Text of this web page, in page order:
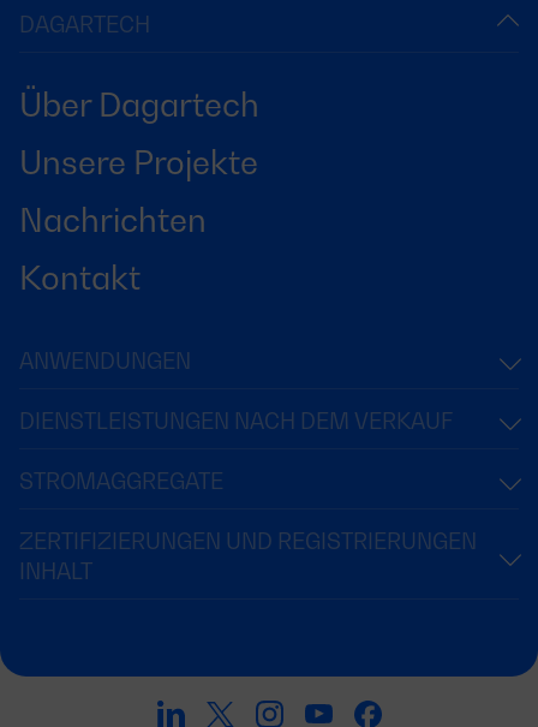
DAGARTECH
Über Dagartech
Unsere Projekte
Nachrichten
Kontakt
ANWENDUNGEN
DIENSTLEISTUNGEN NACH DEM VERKAUF
STROMAGGREGATE
ZERTIFIZIERUNGEN UND REGISTRIERUNGEN
INHALT